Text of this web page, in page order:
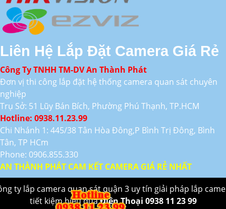
Liên Hệ Lắp Đặt Camera Giá Rẻ
Công Ty TNHH TM-DV An Thành Phát
Đơn vị thi công lắp đặt hệ thống camera quan sát chuyên
nghiệp
Trụ Sở: 51 Lũy Bán Bích, Phường Phú Thạnh, TP.HCM
Hotline: 0938.11.23.99
Chi Nhánh 1: 445/38 Tân Hòa Đông,P Bình Trị Đông, Bình
Tân, TP HCm
Phone: 0906.855.330
AN THÀNH PHÁT CAM KẾT CAMERA GIÁ RẺ NHẤT
ty lắp camera quan sát quận 3 uy tín giải pháp lắp
tiết kiệm hiệu quảĐiên Thoại 0938 11 23 99